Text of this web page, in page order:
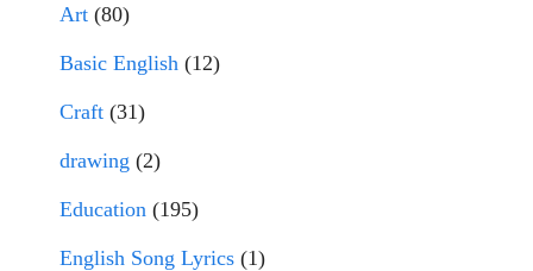
Art (80)
Basic English (12)
Craft (31)
drawing (2)
Education (195)
English Song Lyrics (1)